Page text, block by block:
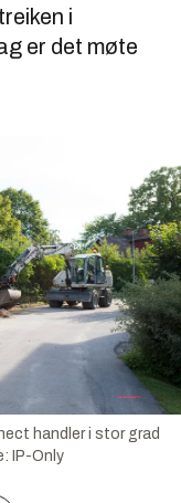
i
er det møte
handler i stor grad
IP-Only